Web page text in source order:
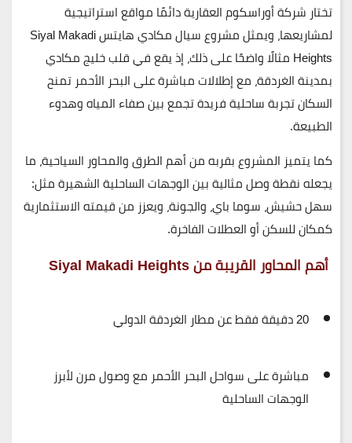
تختار شركة أوراسكوم العقاريةدائمًا مواقع استراتيجية
لمشاريعها، ويمثل
مشروع سيال مكادي هايتس Siyal Makadi
Heights مثالًا واضحًا على ذلك، إذ يقع فيقلب خليج مكادي
بمدينة الغردقة، معإطلالات مباشرة على البحر الأحمر تمنح
السكان تجربة ساحلية فريدة تجمع بين صفاء المياه وهدوء
الطبيعة.
كما يتميز المشروع بقربه من أهم الطرق والمحاور السياحية، ما
يجعلهنقطة وصل مثالية بين الوجهات الساحلية الشهيرةمثل:
سهل حشيش، سوما باي، والجونة، ويعزز من قيمته الاستثمارية
كمكان للسكن أو العطلات الفاخرة.
أهم المحاور القريبة من Siyal Makadi Heights
20 دقيقة فقط عن مطار الغردقة الدولي
مباشرة على سواحل البحر الأحمر مع وصول مرن لأبرز
الوجهات الساحلية